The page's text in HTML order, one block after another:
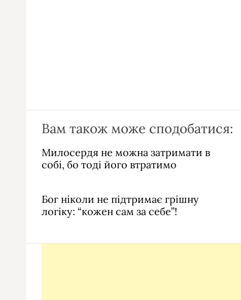
Вам також може сподобатися:
Милосердя не можна затримати в
собі, бо тоді його втратимо
Бог ніколи не підтримає грішну
логіку: “кожен сам за себе”!